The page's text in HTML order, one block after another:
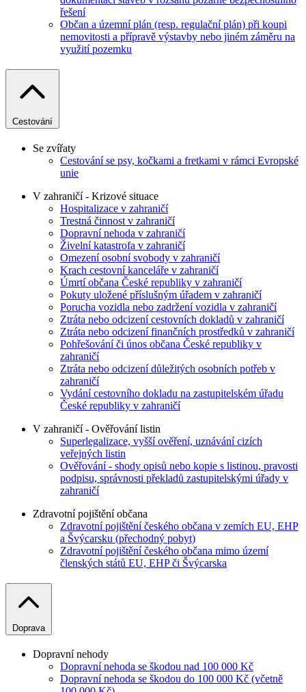
řešení
Občan a územní plán (resp. regulační plán) při koupi
nemovitosti a přípravě výstavby nebo jiném záměru na
využití pozemku
Cestování
Se zvířaty
Cestování se psy, kočkami a fretkami v rámci Evropské
unie
V zahraničí - Krizové situace
Hospitalizace v zahraničí
Trestná činnost v zahraničí
Dopravní nehoda v zahraničí
Živelní katastrofa v zahraničí
Omezení osobní svobody v zahraničí
Krach cestovní kanceláře v zahraničí
Úmrtí občana České republiky v zahraničí
Pokuty uložené příslušným úřadem v zahraničí
Porucha vozidla nebo zadržení vozidla v zahraničí
Ztráta nebo odcizení cestovních dokladů v zahraničí
Ztráta nebo odcizení finančních prostředků v zahraničí
Pohřešování či únos občana České republiky v
zahraničí
Ztráta nebo odcizení důležitých osobních potřeb v
zahraničí
Vydání cestovního dokladu na zastupitelském úřadu
České republiky v zahraničí
V zahraničí - Ověřování listin
Superlegalizace, vyšší ověření, uznávání cizích
veřejných listin
Ověřování - shody opisů nebo kopie s listinou, pravosti
podpisu, správnosti překladů zastupitelskými úřady v
zahraničí
Zdravotní pojištění občana
Zdravotní pojištění českého občana v zemích EU, EHP
a Švýcarsku (přechodný pobyt)
Zdravotní pojištění českého občana mimo území
členských států EU, EHP či Švýcarska
Doprava
Dopravní nehody
Dopravní nehoda se škodou nad 100 000 Kč
Dopravní nehoda se škodou do 100 000 Kč (včetně